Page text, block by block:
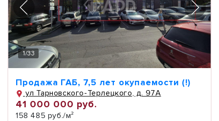
1/33
Продажа ГАБ, 7,5 лет окупаемости (!)
ул Тарновского-Терлецкого, д. 97А
41 000 000 руб.
158 485 руб./м²